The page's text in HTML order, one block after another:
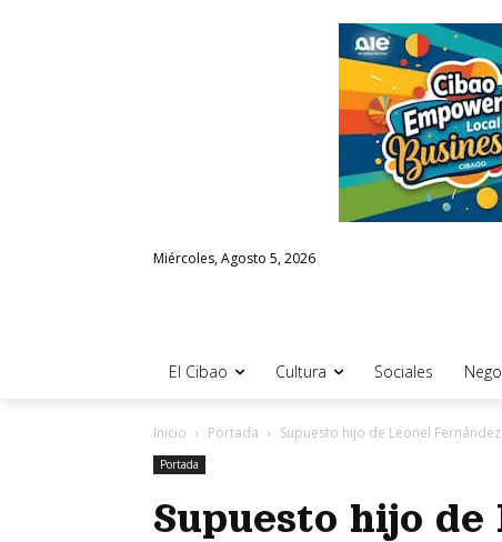
Miércoles, Agosto 5, 2026
El Cibao Cultura Sociales
Inicio Portada Supuesto hijo de Leonel
Portada
Supuesto hijo de